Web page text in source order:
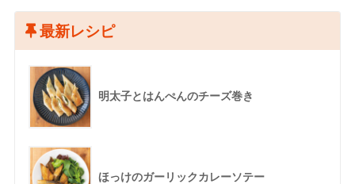
最新レシピ
明太子とはんぺんのチーズ巻き
ほっけのガーリックカレーソテー